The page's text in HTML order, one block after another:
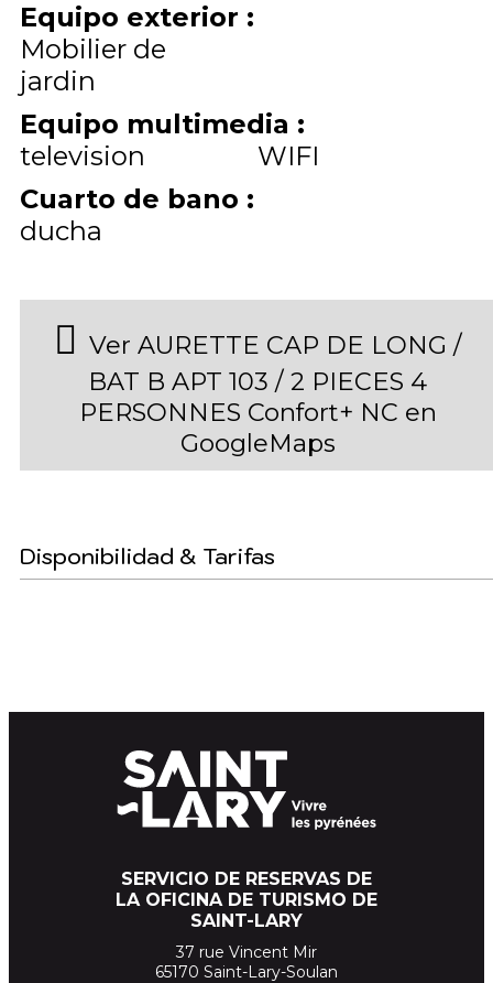
Equipo exterior :
Mobilier de
jardin
Equipo multimedia :
television
WIFI
Cuarto de bano :
ducha
Ver AURETTE CAP DE LONG /
BAT B APT 103 / 2 PIECES 4
PERSONNES Confort+ NC en
GoogleMaps
Disponibilidad & Tarifas
SERVICIO DE RESERVAS DE
LA OFICINA DE TURISMO DE
SAINT-LARY
37 rue Vincent Mir
65170 Saint-Lary-Soulan